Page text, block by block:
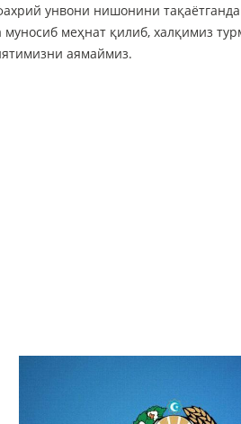
унвони нишонини
меҳнат қилиб, халқимиз
аямаймиз.